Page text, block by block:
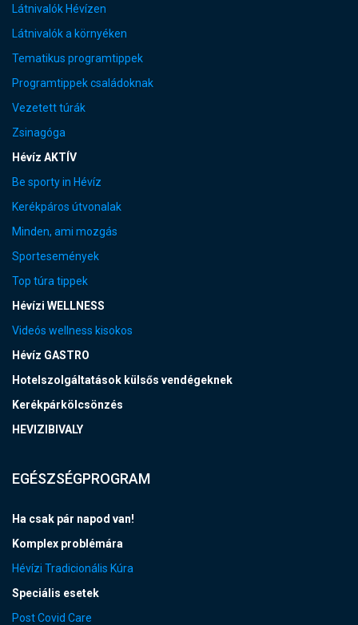
Látnivalók Hévízen
Látnivalók a környéken
Tematikus programtippek
Programtippek családoknak
Vezetett túrák
Zsinagóga
Hévíz AKTÍV
Be sporty in Hévíz
Kerékpáros útvonalak
Minden, ami mozgás
Sportesemények
Top túra tippek
Hévízi WELLNESS
Videós wellness kisokos
Hévíz GASTRO
Hotelszolgáltatások külsős vendégeknek
Kerékpárkölcsönzés
HEVIZIBIVALY
EGÉSZSÉGPROGRAM
Ha csak pár napod van!
Komplex problémára
Hévízi Tradicionális Kúra
Speciális esetek
Post Covid Care